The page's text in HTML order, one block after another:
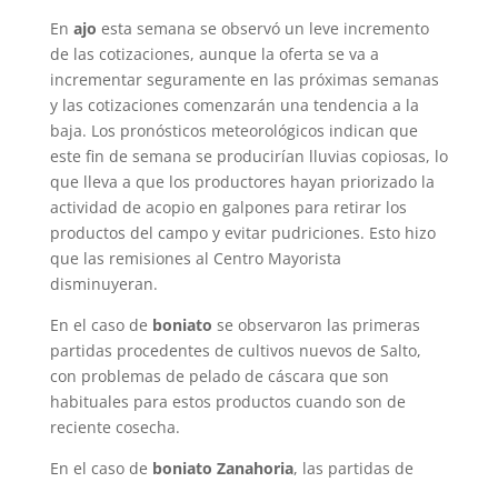
En ajo esta semana se observó un leve incremento
de las cotizaciones, aunque la oferta se va a
incrementar seguramente en las próximas semanas
y las cotizaciones comenzarán una tendencia a la
baja. Los pronósticos meteorológicos indican que
este fin de semana se producirían lluvias copiosas, lo
que lleva a que los productores hayan priorizado la
actividad de acopio en galpones para retirar los
productos del campo y evitar pudriciones. Esto hizo
que las remisiones al Centro Mayorista
disminuyeran.
En el caso de boniato se observaron las primeras
partidas procedentes de cultivos nuevos de Salto,
con problemas de pelado de cáscara que son
habituales para estos productos cuando son de
reciente cosecha.
En el caso de boniato Zanahoria, las partidas de